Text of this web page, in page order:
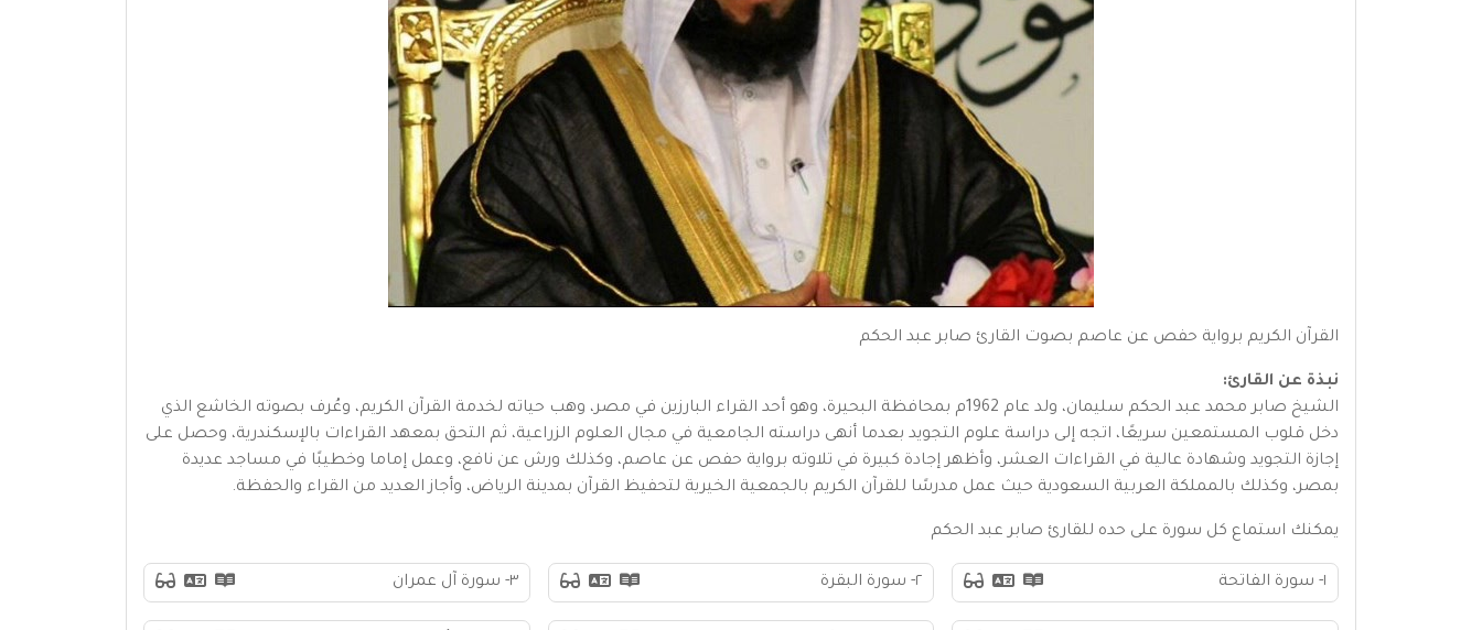
القرآن الكريم برواية حفص عن عاصم بصوت القارئ صابر عبد الحكم
نبذة عن القارئ:
الشيخ صابر محمد عبد الحكم سليمان، ولد عام 1962م بمحافظة البحيرة، وهو أحد القراء البارزين في مصر، وهب حياته لخدمة القرآن الكريم، وعُرف بصوته الخاشع الذي
دخل قلوب المستمعين سريعًا، اتجه إلى دراسة علوم التجويد بعدما أنهى دراسته الجامعية في مجال العلوم الزراعية، ثم التحق بمعهد القراءات بالإسكندرية، وحصل على
إجازة التجويد وشهادة عالية في القراءات العشر، وأظهر إجادة كبيرة في تلاوته برواية حفص عن عاصم، وكذلك ورش عن نافع، وعمل إماما وخطيبًا في مساجد عديدة
بمصر، وكذلك بالمملكة العربية السعودية حيث عمل مدرسًا للقرآن الكريم بالجمعية الخيرية لتحفيظ القرآن بمدينة الرياض، وأجاز العديد من القراء والحفظة.
يمكنك استماع كل سورة على حده للقارئ صابر عبد الحكم
١- سورة الفاتحة ٢- سورة البقرة ٣- سورة آل عمران